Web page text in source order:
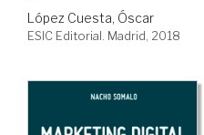
López Cuesta, Óscar
ESIC Editorial. Madrid, 2018